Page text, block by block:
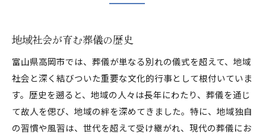
葬儀がもたらす地域社会への影響
個々の希望に応じたセレモニーの設計
高岡市特有の葬儀のエピソード
地域に根ざした高岡市の葬儀式故人への深い敬意
伝統的な儀式に込められた意味
地域社会が育む葬儀の歴史
富山県高岡市では、葬儀が単なる別れの儀式を超えて、地域
社会と深く結びついた重要な文化的行事として根付いていま
す。歴史を遡ると、地域の人々は長年にわたり、葬儀を通じ
て故人を偲び、地域の絆を深めてきました。特に、地域独自
の習慣や風習は、世代を超えて受け継がれ、現代の葬儀にお